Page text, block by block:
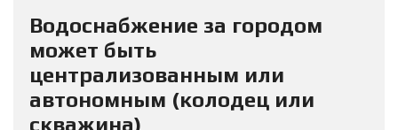
Водоснабжение за городом
может быть
централизованным или
автономным (колодец или
скважина)